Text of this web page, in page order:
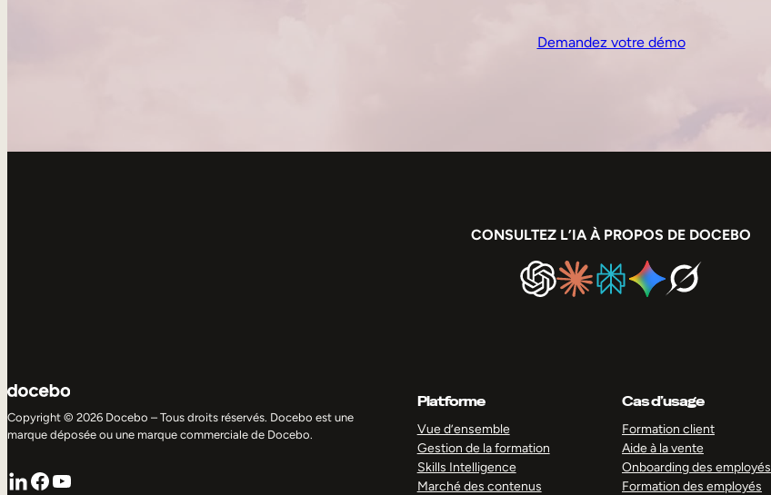
Demandez votre démo
CONSULTEZ L’IA À PROPOS DE DOCEBO
Copyright © 2026 Docebo – Tous droits réservés. Docebo est une
marque déposée ou une marque commerciale de Docebo.
LinkedIn
Facebook
YouTube
Platforme
Vue d’ensemble
Gestion de la formation
Skills Intelligence
Marché des contenus
Cas d’usage
Formation client
Aide à la vente
Onboarding des employés
Formation des employés